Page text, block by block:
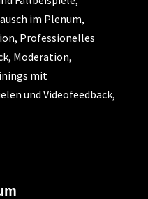
im Plenum,
Professionelles
Moderation,
mit
und Videofeedback,